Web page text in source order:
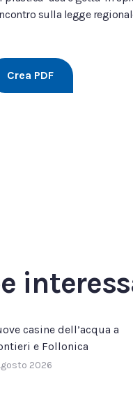
sulla legge
Crea PDF
casine dell’acqua a
e Follonica
2026